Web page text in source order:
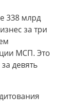
338 млрд
за три
МСП. Это
девять